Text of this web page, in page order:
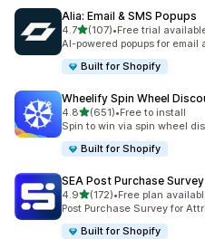
Alia: Email & SMS Popups
4.7เต็ม 5 ดาว
(107)
ทั้งหมด 107 รีวิว
•Free trial
AI-powered popups for email
Built for Shopify
Wheelify Spin Wheel
4.8เต็ม 5 ดาว
(651)
ทั้งหมด 651 รีวิว
•Free to install
Spin to win via spin wheel
Built for Shopify
SEA Post Purchase
4.9เต็ม 5 ดาว
(172)
ทั้งหมด 172 รีวิว
•Free plan
Post Purchase Survey for
Built for Shopify